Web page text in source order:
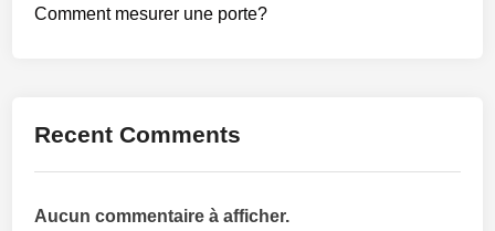
Comment mesurer une porte?
Recent Comments
Aucun commentaire à afficher.